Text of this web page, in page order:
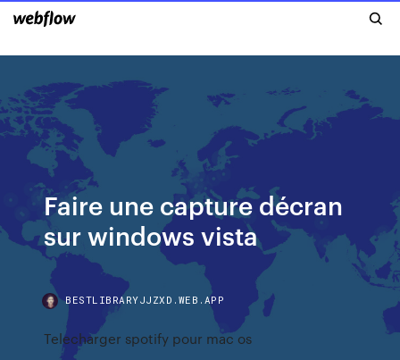
Faire une capture décran
sur windows vista
BESTLIBRARYJJZXD.WEB.APP
Telecharger spotify pour mac os